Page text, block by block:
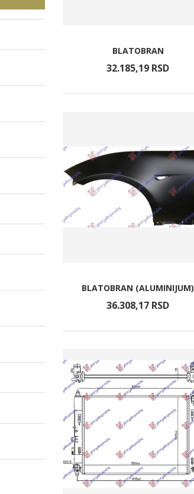
BLATOBRAN
32.185,19 RSD
BLATOBRAN (ALUMINIJUM)
36.308,17 RSD